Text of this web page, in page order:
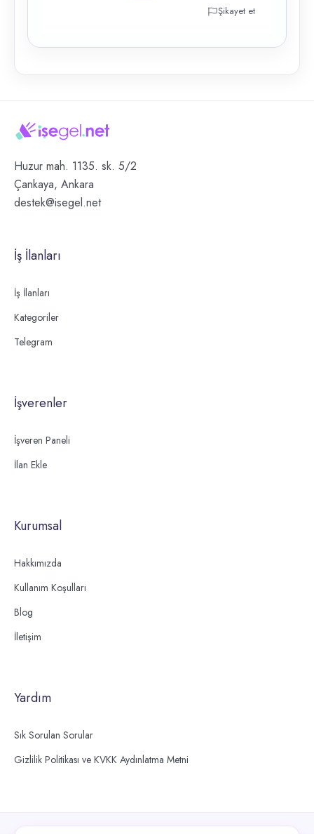
Şikayet et
Huzur mah. 1135. sk. 5/2
Çankaya, Ankara
destek@isegel.net
İş İlanları
İş İlanları
Kategoriler
Telegram
İşverenler
İşveren Paneli
İlan Ekle
Kurumsal
Hakkımızda
Kullanım Koşulları
Blog
İletişim
Yardım
Sık Sorulan Sorular
Gizlilik Politikası ve KVKK Aydınlatma Metni